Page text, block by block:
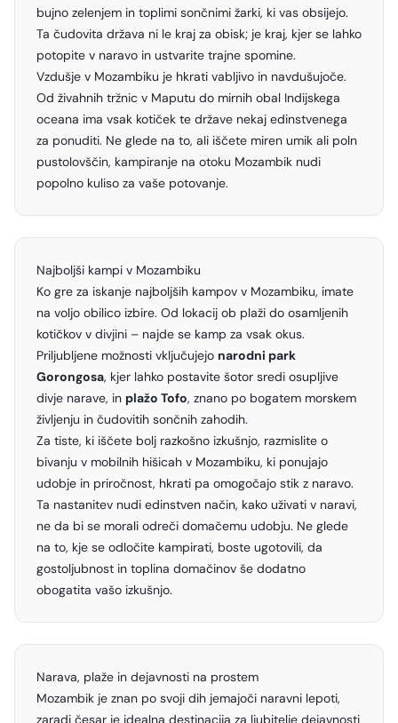
bujno zelenjem in toplimi sončnimi žarki, ki vas obsijejo.
Ta čudovita država ni le kraj za obisk; je kraj, kjer se lahko
potopite v naravo in ustvarite trajne spomine.
Vzdušje v Mozambiku je hkrati vabljivo in navdušujoče.
Od živahnih tržnic v Maputu do mirnih obal Indijskega
oceana ima vsak kotiček te države nekaj edinstvenega
za ponuditi. Ne glede na to, ali iščete miren umik ali poln
pustolovščin, kampiranje na otoku Mozambik nudi
popolno kuliso za vaše potovanje.
Najboljši kampi v Mozambiku
Ko gre za iskanje najboljših kampov v Mozambiku, imate
na voljo obilico izbire. Od lokacij ob plaži do osamljenih
kotičkov v divjini – najde se kamp za vsak okus.
Priljubljene možnosti vključujejo narodni park
Gorongosa, kjer lahko postavite šotor sredi osupljive
divje narave, in plažo Tofo, znano po bogatem morskem
življenju in čudovitih sončnih zahodih.
Za tiste, ki iščete bolj razkošno izkušnjo, razmislite o
bivanju v mobilnih hišicah v Mozambiku, ki ponujajo
udobje in priročnost, hkrati pa omogočajo stik z naravo.
Ta nastanitev nudi edinstven način, kako uživati v naravi,
ne da bi se morali odreči domačemu udobju. Ne glede
na to, kje se odločite kampirati, boste ugotovili, da
gostoljubnost in toplina domačinov še dodatno
obogatita vašo izkušnjo.
Narava, plaže in dejavnosti na prostem
Mozambik je znan po svoji dih jemajoči naravni lepoti,
zaradi česar je idealna destinacija za ljubitelje dejavnosti